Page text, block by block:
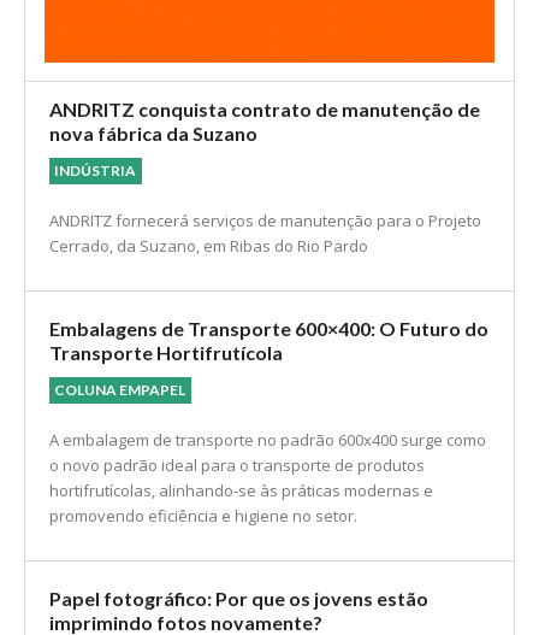
ANDRITZ conquista contrato de manutenção de
nova fábrica da Suzano
INDÚSTRIA
ANDRITZ fornecerá serviços de manutenção para o Projeto
Cerrado, da Suzano, em Ribas do Rio Pardo
Embalagens de Transporte 600×400: O Futuro do
Transporte Hortifrutícola
COLUNA EMPAPEL
A embalagem de transporte no padrão 600x400 surge como
o novo padrão ideal para o transporte de produtos
hortifrutícolas, alinhando-se às práticas modernas e
promovendo eficiência e higiene no setor.
Papel fotográfico: Por que os jovens estão
imprimindo fotos novamente?